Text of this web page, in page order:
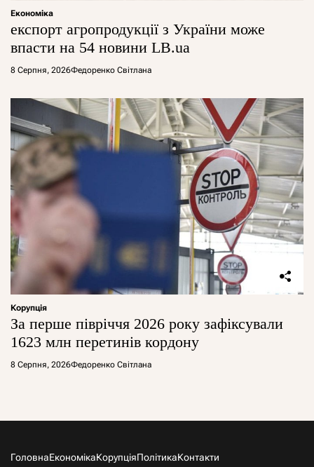
Економіка
експорт агропродукції з України може
впасти на 54 новини LB.ua
8 Серпня, 2026Федоренко Світлана
Корупція
За перше півріччя 2026 року зафіксували
1623 млн перетинів кордону
8 Серпня, 2026Федоренко Світлана
ГоловнаЕкономікаКорупціяПолітикаКонтакти